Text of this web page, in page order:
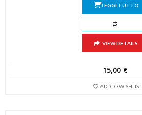
LEGGI TUTTO
VIEW DETAILS
15,00 €
ADD TO WISHLIST